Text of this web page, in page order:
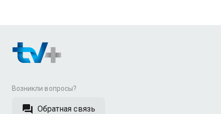
Возникли вопросы?
Обратная связь